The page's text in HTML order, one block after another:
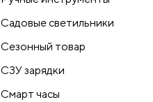
Садовые светильники
Сезонный товар
СЗУ зарядки
Смарт часы